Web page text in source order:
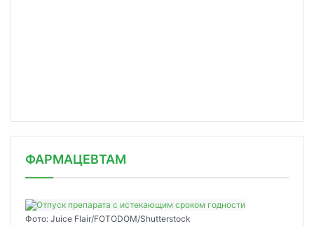
ФАРМАЦЕВТАМ
Фото: Juice Flair/FOTODOM/Shutterstoсk